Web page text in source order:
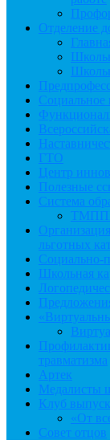
Отделение
Социальное
ГТО
Центр
Полезные
Система
льготных
Социально-
Школьная
травматизма
Артек
Медалисты
Клуб
«От
Совет отцов